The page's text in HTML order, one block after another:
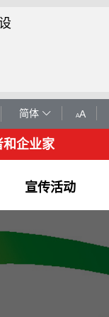
简体 AA
和企业家
宣传活动